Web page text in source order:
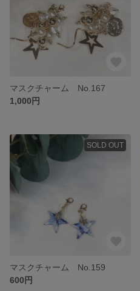
マスクチャーム No.167
1,000円
SOLD OUT
マスクチャーム No.159
600円